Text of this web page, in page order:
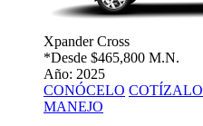
Xpander Cross
*Desde $465,800 M.N.
Año: 2025
CONÓCELO COTÍZALO
MANEJO